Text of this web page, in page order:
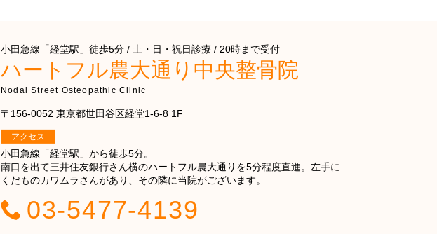
小田急線「経堂駅」徒歩5分 / 土・日・祝日診療 / 20時まで受付
ハートフル農大通り中央整骨院
Nodai Street Osteopathic Clinic
〒156-0052 東京都世田谷区経堂1-6-8 1F
アクセス
小田急線「経堂駅」から徒歩5分。
南口を出て三井住友銀行さん横のハートフル農大通りを5分程度直進。左手に
くだものカワムラさんがあり、その隣に当院がございます。
03-5477-4139